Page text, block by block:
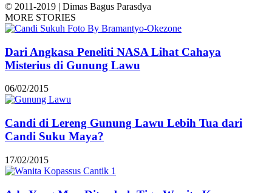
© 2011-2019 | Dimas Bagus Parasdya
MORE STORIES
Dari Angkasa Peneliti NASA Lihat Cahaya
Misterius di Gunung Lawu
06/02/2015
Candi di Lereng Gunung Lawu Lebih Tua dari
Candi Suku Maya?
17/02/2015